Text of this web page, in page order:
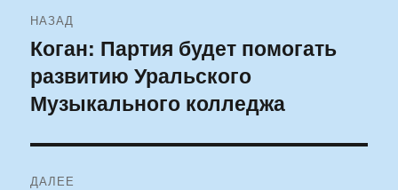
по
записям
НАЗАД
Предыдущая
запись:
Коган: Партия будет помогать
развитию Уральского
Музыкального колледжа
ДАЛЕЕ